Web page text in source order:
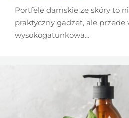
Portfele damskie ze skóry to
praktyczny gadżet, ale przede
wysokogatunkowa...